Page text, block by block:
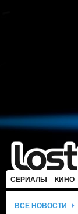
СЕРИАЛЫ КИНО
ВСЕ НОВОСТИ